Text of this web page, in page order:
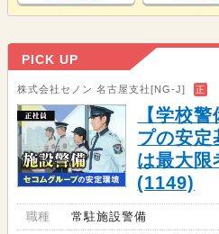
PICK UP
株式会社セノン 名古屋支社[NG-J] 正
【学校
プの安定
は最大
(1149)
職種 常駐施設警備